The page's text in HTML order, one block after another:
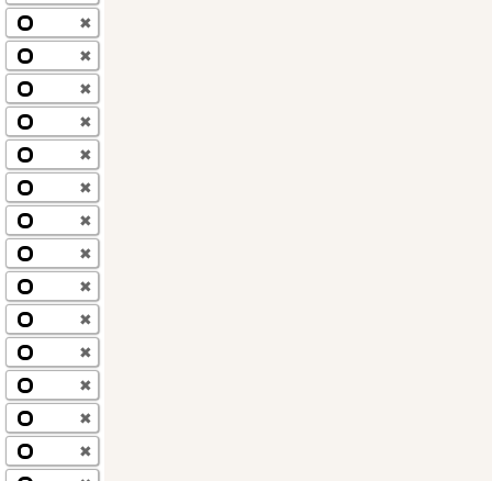
✖
✖
✖
✖
✖
✖
✖
✖
✖
✖
✖
✖
✖
✖